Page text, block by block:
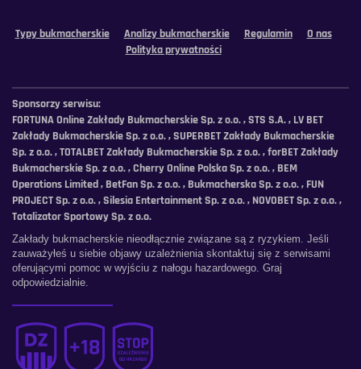
Zakłady bukmacherskie nieodłącznie związane są z ryzykiem. Jeśli
zauważyłeś u siebie objawy uzależnienia skontaktuj się z serwisami
oferującymi pomoc w wyjściu z nałogu hazardowego. Graj
odpowiedzialnie.
Typy bukmacherskie Analizy bukmacherskie Regulamin
O nas
Polityka prywatności
Sponsorzy serwisu:
FORTUNA Online Zakłady Bukmacherskie Sp. z o.o. , STS S.A. , LV BET
Zakłady Bukmacherskie Sp. z o.o. , SUPERBET Zakłady Bukmacherskie
Sp. z o.o. , TOTALBET Zakłady Bukmacherskie Sp. z o.o. , forBET Zakłady
Bukmacherskie Sp. z o.o. , Cherry Online Polska Sp. z o.o. , BEM
Operations Limited , BetFan Sp. z o.o. , Bukmacherska Sp. z o.o. , FUN
PROJECT Sp. z o.o. , Silesia Entertainment Sp. z o.o. , NOVOBET Sp. z o.o. ,
Totalizator Sportowy Sp. z o.o.